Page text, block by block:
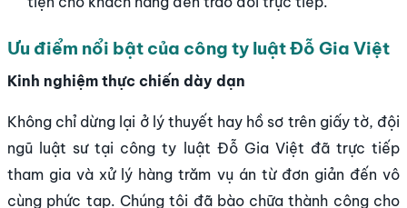
Ưu điểm nổi bật của công ty luật Đỗ Gia Việt
Kinh nghiệm thực chiến dày dạn
Không chỉ dừng lại ở lý thuyết hay hồ sơ trên giấy tờ, đội
ngũ luật sư tại công ty luật Đỗ Gia Việt đã trực tiếp
tham gia và xử lý hàng trăm vụ án từ đơn giản đến vô
cùng phức tạp. Chúng tôi đã bào chữa thành công cho